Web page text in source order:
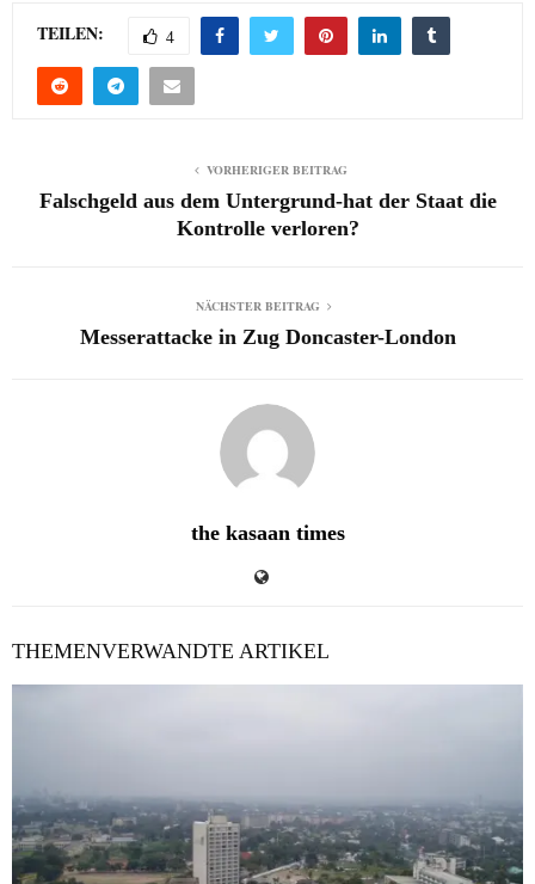
TEILEN: 4
VORHERIGER BEITRAG
Falschgeld aus dem Untergrund-hat der Staat die
Kontrolle verloren?
NÄCHSTER BEITRAG
Messerattacke in Zug Doncaster-London
the kasaan times
THEMENVERWANDTE ARTIKEL